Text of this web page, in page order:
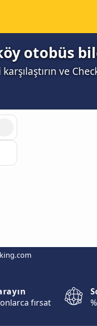
otobüs
ve
fırsat